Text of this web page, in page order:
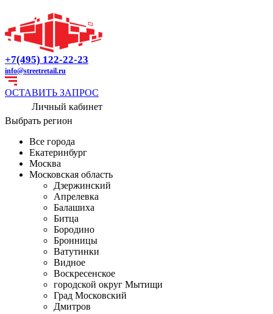
+7(495) 122-22-23
info@streetretail.ru
ОСТАВИТЬ ЗАПРОС
Личный кабинет
Выбрать регион
Все города
Екатеринбург
Москва
Московская область
Дзержинский
Апрелевка
Балашиха
Битца
Бородино
Бронницы
Ватутинки
Видное
Воскресенское
городской округ Мытищи
Град Московский
Дмитров